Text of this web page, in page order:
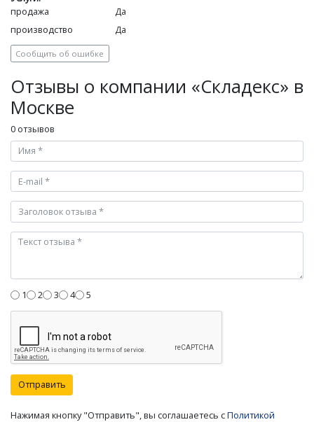
продажа
Да
производство
Да
Сообщить об ошибке
Отзывы о компании «Складекс» в
Москве
0 отзывов
1 2 3 4 5
Отправить
Нажимая кнопку "Отправить", вы соглашаетесь сПолитикой